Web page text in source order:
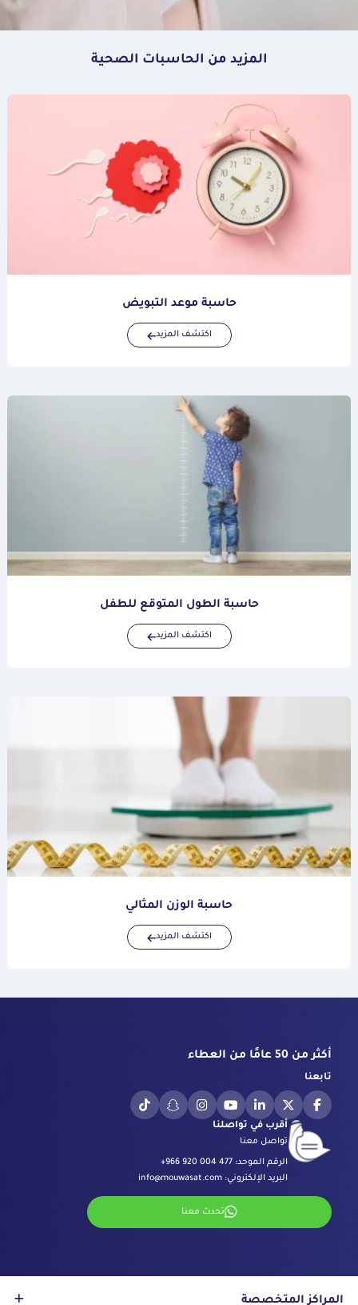
المزيد من الحاسبات الصحية
حاسبة موعد التبويض
اكتشف المزيد
حاسبة الطول المتوقع للطفل
اكتشف المزيد
حاسبة الوزن المثالي
اكتشف المزيد
أكثر من 50 عامًا من العطاء
تابعنا
أقرب في تواصلنا
تواصل معنا
الرقم الموحد:+966 920 004 477
البريد الإلكتروني: info@mouwasat.com
تحدث معنا
المراكز المتخصصة